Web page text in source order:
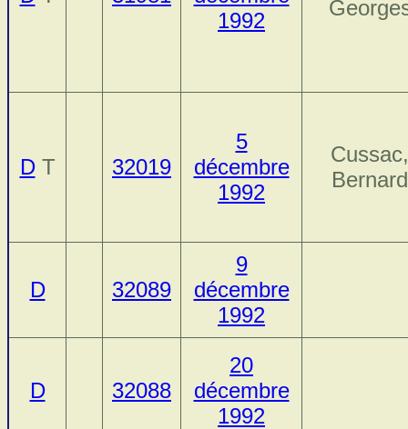
1992
DT 32019
5
décembre
1992
Cussac,
Bernard
D 32089
9
décembre
1992
D 32088
20
décembre
1992